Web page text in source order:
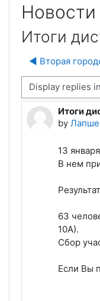
Новости
Итоги
◀︎ Вторая
mode
Итоги
by
Number
13
В нем
63
10А).
Сбор
Если Вы